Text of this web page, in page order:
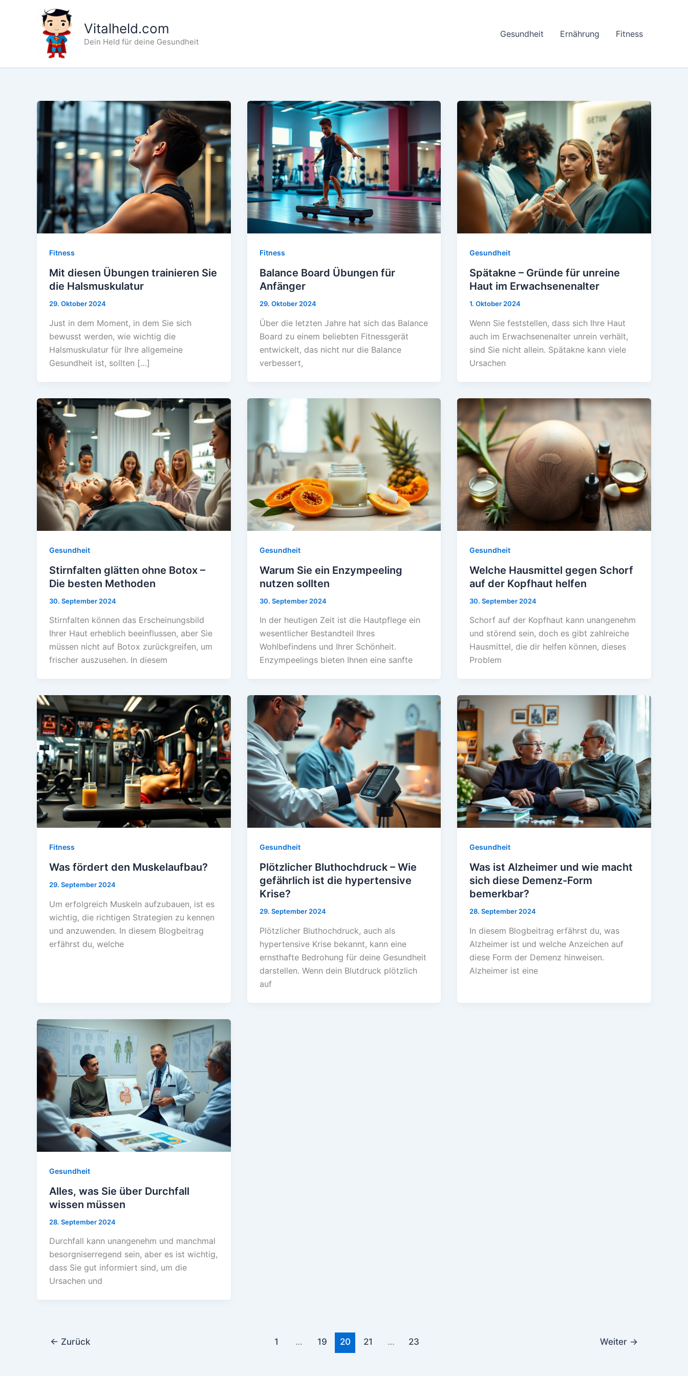
Vitalheld.com
Dein Held für deine Gesundheit
Gesundheit Ernährung Fitness
Fitness
Mit diesen Übungen trainieren Sie
die Halsmuskulatur
29. Oktober 2024
Just in dem Moment, in dem Sie sich
bewusst werden, wie wichtig die
Halsmuskulatur für Ihre allgemeine
Gesundheit ist, sollten […]
Fitness
Balance Board Übungen für
Anfänger
29. Oktober 2024
Über die letzten Jahre hat sich das Balance
Board zu einem beliebten Fitnessgerät
entwickelt, das nicht nur die Balance
verbessert,
Gesundheit
Spätakne – Gründe für unreine
Haut im Erwachsenenalter
1. Oktober 2024
Wenn Sie feststellen, dass sich Ihre Haut
auch im Erwachsenenalter unrein verhält,
sind Sie nicht allein. Spätakne kann viele
Ursachen
Gesundheit
Stirnfalten glätten ohne Botox –
Die besten Methoden
30. September 2024
Stirnfalten können das Erscheinungsbild
Ihrer Haut erheblich beeinflussen, aber Sie
müssen nicht auf Botox zurückgreifen, um
frischer auszusehen. In diesem
Gesundheit
Warum Sie ein Enzympeeling
nutzen sollten
30. September 2024
In der heutigen Zeit ist die Hautpflege ein
wesentlicher Bestandteil Ihres
Wohlbefindens und Ihrer Schönheit.
Enzympeelings bieten Ihnen eine sanfte
Gesundheit
Welche Hausmittel gegen Schorf
auf der Kopfhaut helfen
30. September 2024
Schorf auf der Kopfhaut kann unangenehm
und störend sein, doch es gibt zahlreiche
Hausmittel, die dir helfen können, dieses
Problem
Fitness
Was fördert den Muskelaufbau?
29. September 2024
Um erfolgreich Muskeln aufzubauen, ist es
wichtig, die richtigen Strategien zu kennen
und anzuwenden. In diesem Blogbeitrag
erfährst du, welche
Gesundheit
Plötzlicher Bluthochdruck – Wie
gefährlich ist die hypertensive
Krise?
29. September 2024
Plötzlicher Bluthochdruck, auch als
hypertensive Krise bekannt, kann eine
ernsthafte Bedrohung für deine Gesundheit
darstellen. Wenn dein Blutdruck plötzlich
auf
Gesundheit
Was ist Alzheimer und wie macht
sich diese Demenz-Form
bemerkbar?
28. September 2024
In diesem Blogbeitrag erfährst du, was
Alzheimer ist und welche Anzeichen auf
diese Form der Demenz hinweisen.
Alzheimer ist eine
Gesundheit
Alles, was Sie über Durchfall
wissen müssen
28. September 2024
Durchfall kann unangenehm und manchmal
besorgniserregend sein, aber es ist wichtig,
dass Sie gut informiert sind, um die
Ursachen und
← Zurück 1 … 19 20 21 … 23 Weiter →